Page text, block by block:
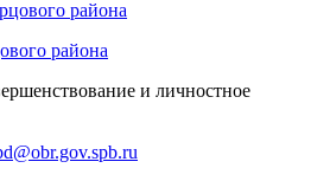
района
и личностное